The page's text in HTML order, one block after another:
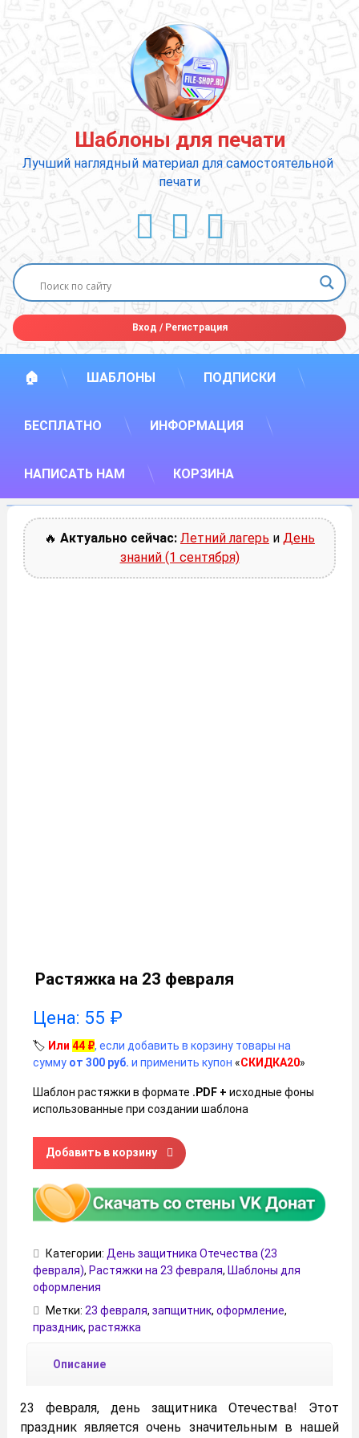
содержимому
Шаблоны для печати
Лучший наглядный материал для самостоятельной
печати
ВКонтакте
YouTube
E-mail
Вход /Регистрация
🏠 ШАБЛОНЫ ПОДПИСКИ
БЕСПЛАТНО ИНФОРМАЦИЯ
НАПИСАТЬ НАМ КОРЗИНА
🔥 Актуально сейчас: Летний лагерь и День
знаний (1 сентября)
Растяжка на 23 февраля
Цена: 55 ₽
🏷️ Или 44 ₽, если добавить в корзину товары на
сумму от 300 руб. и применить купон «СКИДКА20»
Шаблон растяжки в формате .PDF + исходные фоны
использованные при создании шаблона
Количество товара Растяжка на 23 февраля
Добавить в корзину
Категории: День защитника Отечества (23
февраля), Растяжки на 23 февраля, Шаблоны для
оформления
Метки: 23 февраля, запщитник, оформление,
праздник, растяжка
Описание
23 февраля, день защитника Отечества! Этот
праздник является очень значительным в нашей